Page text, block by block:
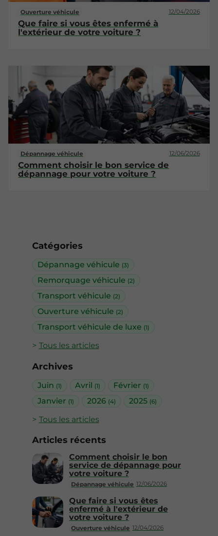
Catégories
Dépannage véhicule (3)
Remorquage véhicule (2)
Transport véhicule (2)
Ouverture véhicule (2)
Transport véhicule de luxe (1)
Tous les articles
Archives
Juin (1) Avril (1) Février (1)
Janvier (1) 2026 (4) 2025 (6)
Tous les articles
Articles récents
Dépannage véhicule 12/06/2026
Comment choisir le bon
service de dépannage pour
votre voiture ?
Ouverture véhicule 12/04/2026
Que faire si vous êtes
enfermé à l'extérieur de
votre voiture ?
Ouverture véhicule 12/04/2026
Que faire si vous êtes enfermé à
l'extérieur de votre voiture ?
Dépannage véhicule 12/06/2026
Comment choisir le bon service de
dépannage pour votre voiture ?